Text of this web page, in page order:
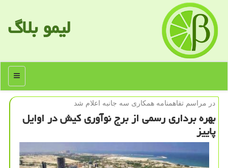
لیمو بلاگ
منو
در مراسم تفاهمنامه همكاری سه جانبه اعلام شد
بهره برداری رسمی از برج نوآوری كیش در اوایل
پاییز